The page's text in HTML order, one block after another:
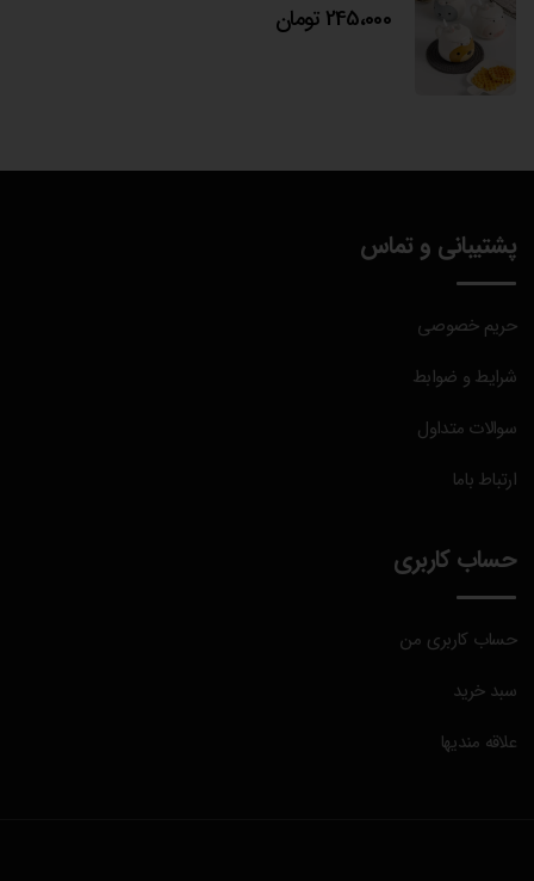
245،000 تومان
پشتیبانی و تماس
حریم خصوصی
شرایط و ضوابط
سوالات متداول
ارتباط باما
حساب کاربری
حساب کاربری من
سبد خرید
علاقه مندیها